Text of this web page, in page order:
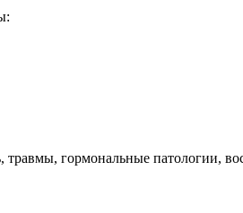
гормональные патологии,